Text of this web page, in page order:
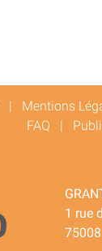
| Mentions
FAQ |
1 rue